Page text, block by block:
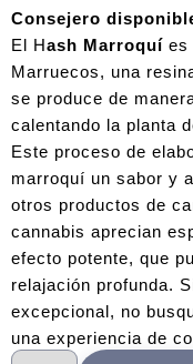
Consejero
El Hash Marroquí es
Marruecos, una
se produce de
calentando la planta
Este proceso de
marroquí un sabor y
otros productos de
cannabis aprecian
efecto potente, que
excepcional , no
una experiencia de